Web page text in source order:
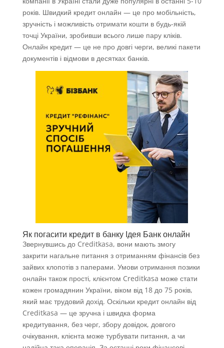
років. Швидкий кредит онлайн — це про мобільність,
зручність і можливість отримати кошти в будь-якій
точці України, зробивши всього лише пару кліків.
Онлайн кредит — це не про довгі черги, великі пакети
документів і відмови в десятках банків.
Як погасити кредит в банку Ідея Банк онлайн
Звернувшись до Creditkasa, вони мають змогу
закрити нагальне питання з отриманням фінансів без
зайвих клопотів з паперами. Умови отримання позики
онлайн також прості, клієнтом Creditkasa може стати
кожен громадянин України, віком від 18 до 75 років,
який має трудовий дохід. Оскільки кредит онлайн від
Creditkasa — це зручна і швидка форма
кредитування, без черг, збору довідок, довгого
очікування, клієнта може турбувати питання, а чи